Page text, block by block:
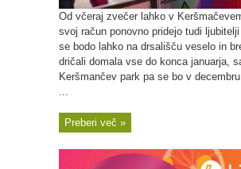
Od včeraj zvečer lahko v
svoj račun ponovno pridejo tudi
se bodo lahko na drsališču veselo in
dričali domala vse do konca januarja,
Keršmančev park pa se bo v
...
Preberi več »